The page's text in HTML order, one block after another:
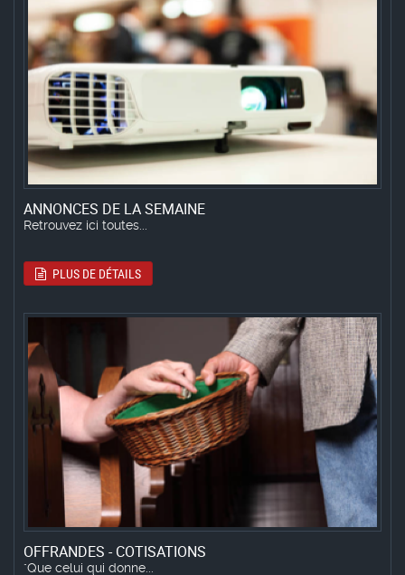
ANNONCES DE LA SEMAINE
Retrouvez ici toutes...
PLUS DE DÉTAILS
OFFRANDES - COTISATIONS
"Que celui qui donne...